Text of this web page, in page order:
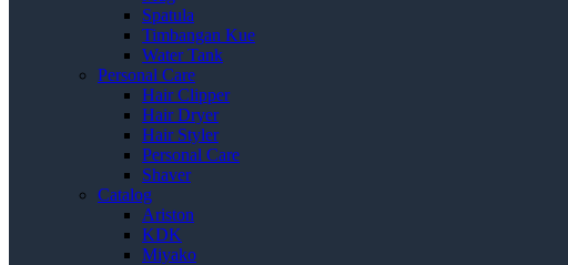
Spatula
Timbangan Kue
Water Tank
Personal Care
Hair Clipper
Hair Dryer
Hair Styler
Personal Care
Shaver
Catalog
Ariston
KDK
Miyako